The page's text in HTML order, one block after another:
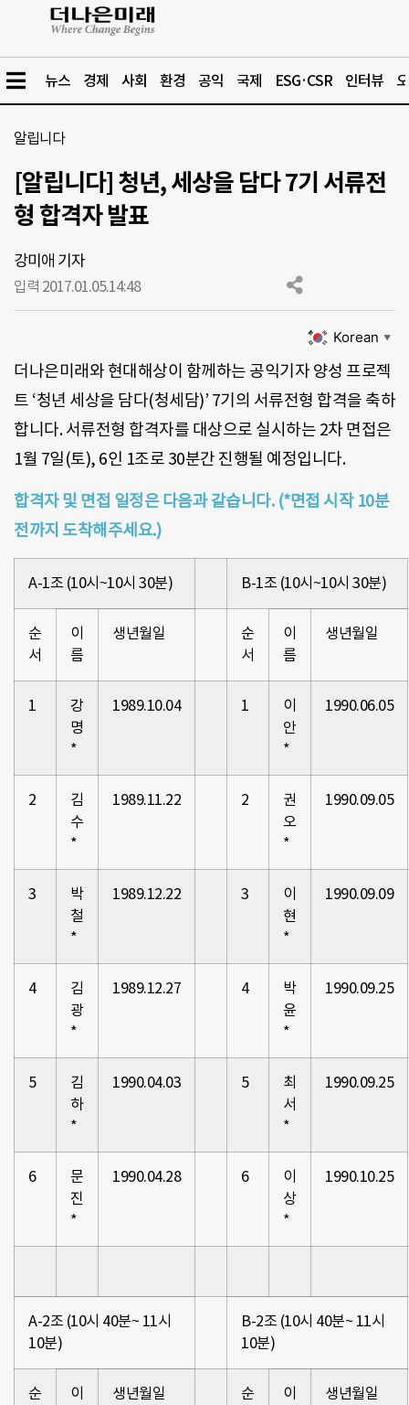
뉴스 경제 사회 환경 공익 국제 ESG·CSR 인터뷰
알립니다
[알립니다] 청년, 세상을 담다 7기 서류전
형 합격자 발표
강미애 기자
입력 2017.01.05.14:48
Korean ▼
더나은미래와 현대해상이 함께하는 공익기자 양성 프로젝
트 ‘청년 세상을 담다(청세담)’ 7기의 서류전형 합격을 축하
합니다. 서류전형 합격자를 대상으로 실시하는 2차 면접은
1월 7일(토), 6인 1조로 30분간 진행될 예정입니다.
합격자 및 면접 일정은 다음과 같습니다. (*면접 시작 10분
전까지 도착해주세요.)
A-1조 (10시~10시 30분) B-1조 (10시~10시 30분)
순
서
이
름
생년월일
순
서
이
름
생년월일
1
강
명
*
1989.10.04 1
이
안
*
1990.06.05
2
김
수
*
1989.11.22 2
권
오
*
1990.09.05
3
박
철
*
1989.12.22 3
이
현
*
1990.09.09
4
김
광
*
1989.12.27 4
박
윤
*
1990.09.25
5
김
하
*
1990.04.03 5
최
서
*
1990.09.25
6
문
진
*
1990.04.28 6
이
상
*
1990.10.25
A-2조 (10시 40분~ 11시
10분)
B-2조 (10시 40분~ 11시
10분)
순
이
생년월일
순
이
생년월일